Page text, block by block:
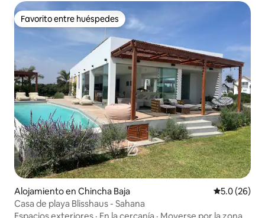
Favorito entre huéspedes
Favorito entre huéspedes
Alojamiento en Chincha Baja Calificación
5.0 (26)
Casa de playa Blisshaus - Sahana